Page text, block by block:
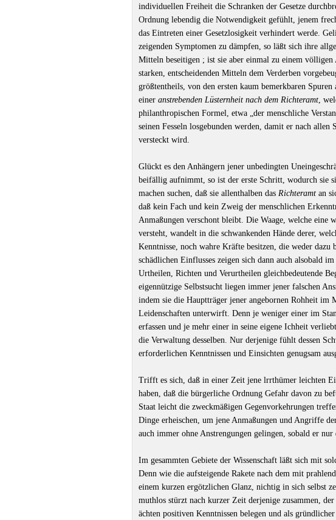
individuellen Freiheit die Schranken der Gesetze
Ordnung lebendig die Notwendigkeit gefühlt, jenem
das Eintreten einer Gesetzlosigkeit verhindert werde.
zeigenden Symptomen zu dämpfen, so läßt sich ihre
Mitteln beseitigen ; ist sie aber einmal zu einem
starken, entscheidenden Mitteln dem Verderben
größtentheils, von den ersten kaum bemerkbaren
einer anstrebenden Lüsternheit nach dem Richteramt,
philanthropischen Formel, etwa „der menschliche
seinen Fesseln losgebunden werden, damit er nach
versteckt wird.
Glückt es den Anhängern jener unbedingten
beifällig aufnimmt, so ist der erste Schritt, wodurch sie
machen suchen, daß sie allenthalben das Richteramt an
daß kein Fach und kein Zweig der menschlichen
Anmaßungen verschont bleibt. Die Waage, welche eine
versteht, wandelt in die schwankenden Hände derer,
Kenntnisse, noch wahre Kräfte besitzen, die weder
schädlichen Einflusses zeigen sich dann auch alsobald
Urtheilen, Richten und Verurtheilen gleichbedeutende
eigennützige Selbstsucht liegen immer jener falschen
indem sie die Hauptträger jener angebornen Rohheit im
Leidenschaften unterwirft. Denn je weniger einer im
erfassen und je mehr einer in seine eigene Ichheit
die Verwaltung desselben. Nur derjenige fühlt dessen
erforderlichen Kenntnissen und Einsichten genugsam
Trifft es sich, daß in einer Zeit jene lrrthümer leichten
haben, daß die bürgerliche Ordnung Gefahr davon zu
Staat leicht die zweckmäßigen Gegenvorkehrungen
Dinge erheischen, um jene Anmaßungen und Angriffe
auch immer ohne Anstrengungen gelingen, sobald er
Im gesammten Gebiete der Wissenschaft läßt sich mit
Denn wie die aufsteigende Rakete nach dem mit
einem kurzen ergötzlichen Glanz, nichtig in sich selbst
muthlos stürzt nach kurzer Zeit derjenige zusammen,
ächten positiven Kenntnissen belegen und als